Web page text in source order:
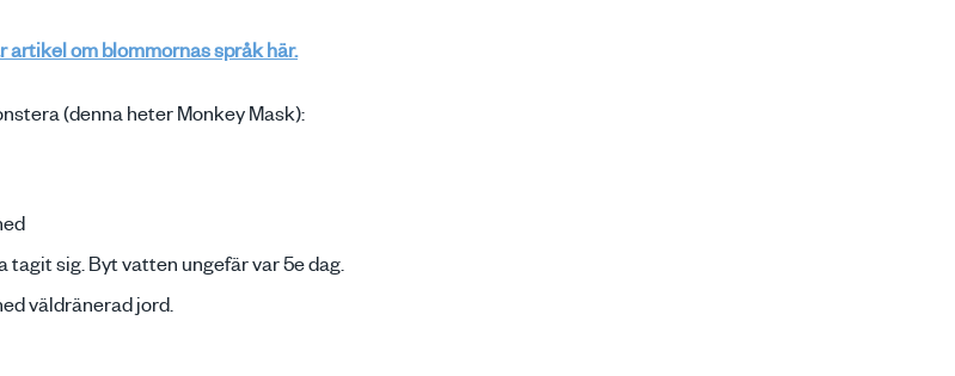
artikel om blommornas språk här.
(denna heter Monkey Mask):
sig. Byt vatten ungefär var 5e dag.
väldränerad jord.